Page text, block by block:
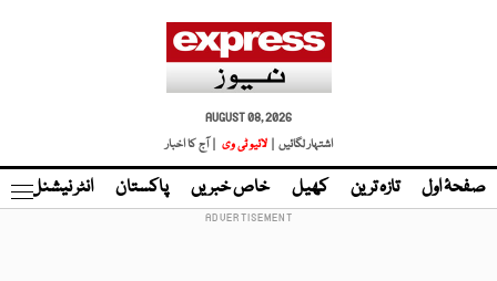
AUGUST 08, 2026
اشتہار لگائیں |
لائیو ٹی وی | آج کا اخبار
صفحۂ اول تازہ ترین کھیل خاص خبریں پاکستان انٹر نیشنل